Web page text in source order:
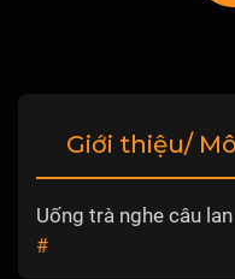
Giới thiệu/
Uống trà nghe câu lan
#